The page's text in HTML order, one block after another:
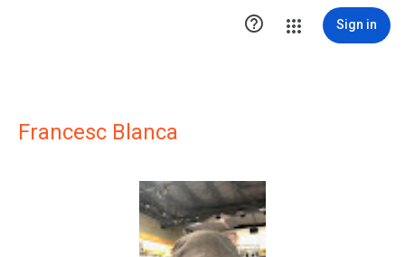
 Sign in
Francesc Blanca